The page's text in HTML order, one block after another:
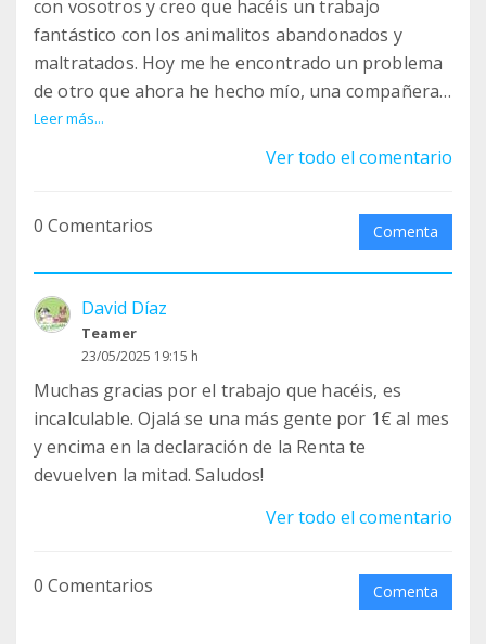
con vosotros y creo que hacéis un trabajo
fantástico con los animalitos abandonados y
maltratados. Hoy me he encontrado un problema
de otro que ahora he hecho mío, una compañera
de la oficina que acaba de empezar me ha dicho
que busca protectora para devolver a su perro, lo
puede seguir haciendo cargo de él. A mí ella me
llamado a varias protectoras y no se lo recogen.
Vosotros os podríais hacer cargo de él? yo solo
ella vuestro contacto. Ya me diréis si fuera posible.
Muchísimas gracias
Leer más...
Ver todo el comentario
0 Comentarios Comenta
David Díaz
Teamer
23/05/2025 19:15 h
Muchas gracias por el trabajo que hacéis, es
incalculable. Ojalá se una más gente por 1€ al mes
y encima en la declaración de la Renta te
devuelven la mitad. Saludos!
Ver todo el comentario
0 Comentarios Comenta